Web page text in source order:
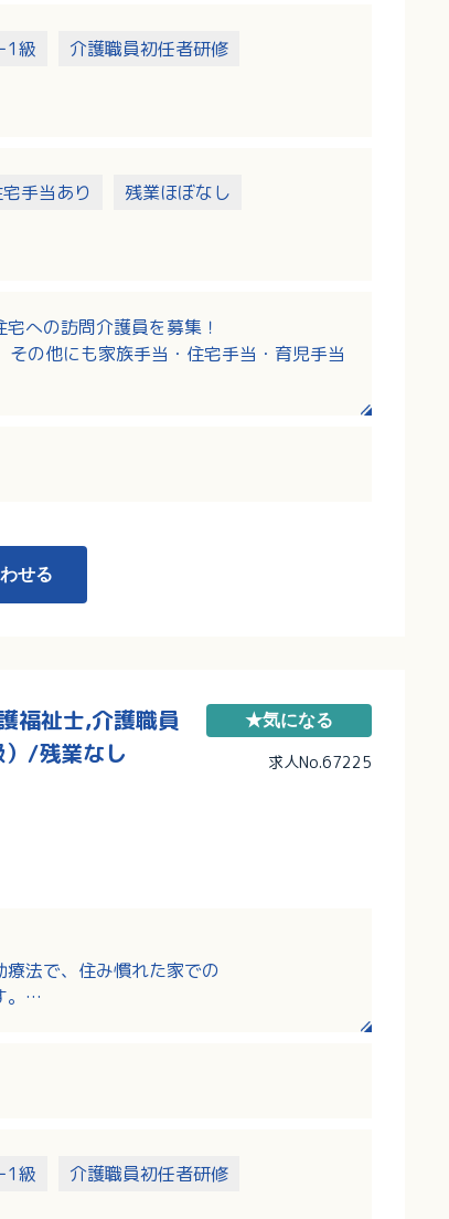
1級
介護職員初任者研修
手当あり
残業ほぼなし
への訪問介護員を募集！
の他にも家族手当・住宅手当・育児手当
せる
福祉士,介護職員
/残業なし
★気になる
求人No.67225
法で、住み慣れた家での
ントレーニングの補助
1級
介護職員初任者研修